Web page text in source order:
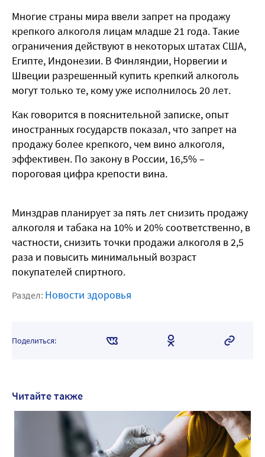
Многие страны мира ввели запрет на продажу
крепкого алкоголя лицам младше 21 года. Такие
ограничения действуют в некоторых штатах США,
Египте, Индонезии. В Финляндии, Норвегии и
Швеции разрешенный купить крепкий алкоголь
могут только те, кому уже исполнилось 20 лет.
Как говорится в пояснительной записке, опыт
иностранных государств показал, что запрет на
продажу более крепкого, чем вино алкоголя,
эффективен. По закону в России, 16,5% –
пороговая цифра крепости вина.
Минздрав планирует за пять лет снизить продажу
алкоголя и табака на 10% и 20% соответственно, в
частности, снизить точки продажи алкоголя в 2,5
раза и повысить минимальный возраст
покупателей спиртного.
Раздел: Новости здоровья
Поделиться:
Читайте также